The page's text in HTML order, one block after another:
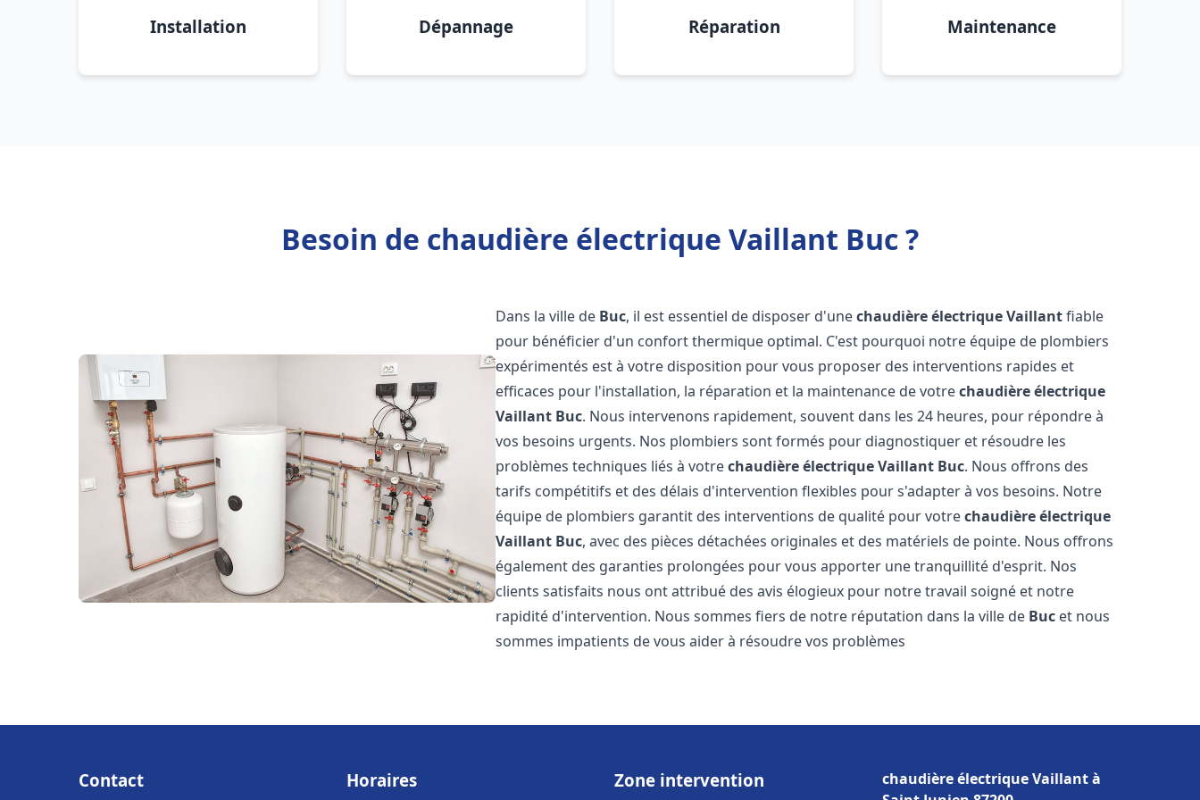
Installation Dépannage Réparation Maintenance
Besoin de chaudière électrique Vaillant Buc ?
Dans la ville de Buc, il est essentiel de disposer d'unechaudière électrique Vaillantfiable
pour bénéficier d'un confort thermique optimal. C'est pourquoi notre équipe de plombiers
expérimentés est à votre disposition pour vous proposer des interventions rapides et
efficaces pour l'installation, la réparation et la maintenance de votrechaudière électrique
Vaillant Buc. Nous intervenons rapidement, souvent dans les 24 heures, pour répondre à
vos besoins urgents. Nos plombiers sont formés pour diagnostiquer et résoudre les
problèmes techniques liés à votrechaudière électrique Vaillant Buc. Nous offrons des
tarifs compétitifs et des délais d'intervention flexibles pour s'adapter à vos besoins. Notre
équipe de plombiers garantit des interventions de qualité pour votrechaudière électrique
Vaillant Buc, avec des pièces détachées originales et des matériels de pointe. Nous offrons
également des garanties prolongées pour vous apporter une tranquillité d'esprit. Nos
clients satisfaits nous ont attribué des avis élogieux pour notre travail soigné et notre
rapidité d'intervention. Nous sommes fiers de notre réputation dans la ville de Buc et nous
sommes impatients de vous aider à résoudre vos problèmes
Contact Horaires Zone intervention
chaudière électrique Vaillant à